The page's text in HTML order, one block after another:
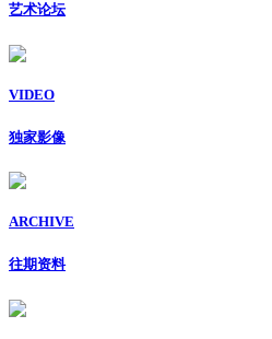
艺术论坛
VIDEO
独家影像
ARCHIVE
往期资料